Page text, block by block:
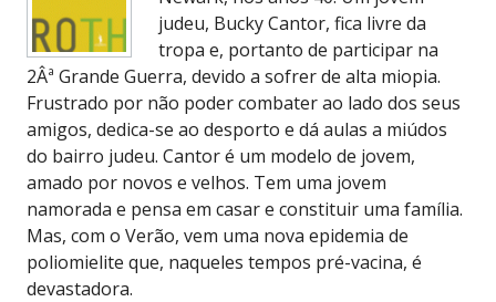
judeu, Bucky Cantor, fica livre da
tropa e, portanto de participar na
2Âª Grande Guerra, devido a sofrer de alta miopia.
Frustrado por não poder combater ao lado dos seus
amigos, dedica-se ao desporto e dá aulas a miúdos
do bairro judeu. Cantor é um modelo de jovem,
amado por novos e velhos. Tem uma jovem
namorada e pensa em casar e constituir uma família.
Mas, com o Verão, vem uma nova epidemia de
poliomielite que, naqueles tempos pré-vacina, é
devastadora.